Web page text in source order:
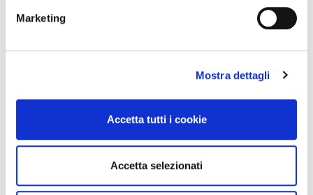
Marketing
Mostra dettagli
Accetta tutti i cookie
Accetta selezionati